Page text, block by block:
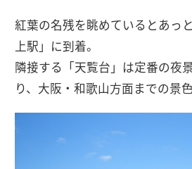
紅葉の名残を眺めているとあっ
上駅」に到着。
隣接する「天覧台」は定番の夜
り、大阪・和歌山方面までの景